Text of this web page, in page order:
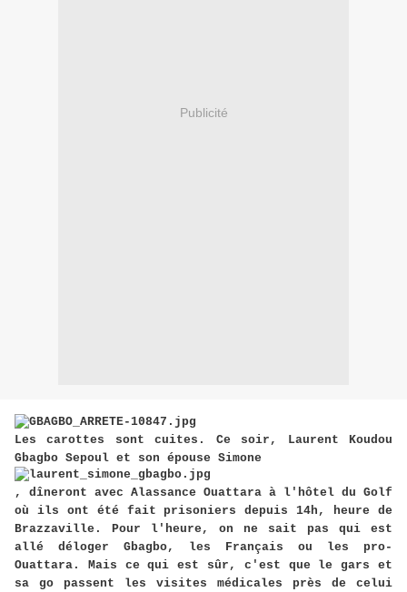
Publicité
Les carottes sont cuites. Ce soir, Laurent Koudou
Gbagbo Sepoul et son épouse Simone
, dîneront avec Alassance Ouattara à l'hôtel du Golf
où ils ont été fait prisoniers depuis 14h, heure de
Brazzaville. Pour l'heure, on ne sait pas qui est
allé déloger Gbagbo, les Français ou les pro-
Ouattara. Mais ce qui est sûr, c'est que le gars et
sa go passent les visites médicales près de celui